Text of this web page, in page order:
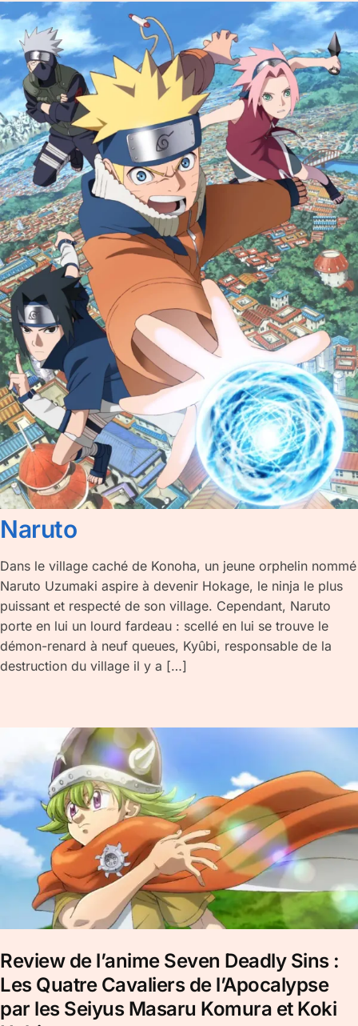
Naruto
Dans le village caché de Konoha, un jeune orphelin nommé
Naruto Uzumaki aspire à devenir Hokage, le ninja le plus
puissant et respecté de son village. Cependant, Naruto
porte en lui un lourd fardeau : scellé en lui se trouve le
démon-renard à neuf queues, Kyûbi, responsable de la
destruction du village il y a […]
Review de l’anime Seven Deadly Sins :
Les Quatre Cavaliers de l’Apocalypse
par les Seiyus Masaru Komura et Koki